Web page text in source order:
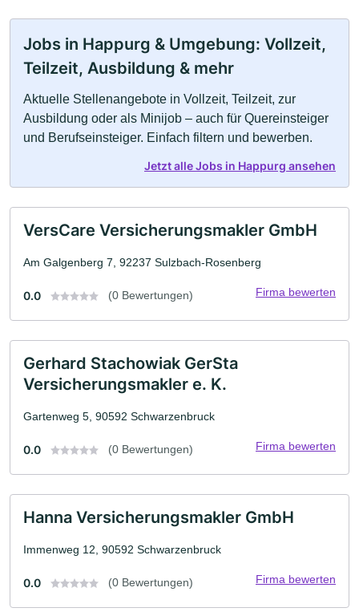
Jobs in Happurg & Umgebung: Vollzeit,
Teilzeit, Ausbildung & mehr
Aktuelle Stellenangebote in Vollzeit, Teilzeit, zur
Ausbildung oder als Minijob – auch für Quereinsteiger
und Berufseinsteiger. Einfach filtern und bewerben.
Jetzt alle Jobs in Happurg ansehen
VersCare Versicherungsmakler GmbH
Am Galgenberg 7, 92237 Sulzbach-Rosenberg
0.0 (0 Bewertungen) Firma bewerten
Gerhard Stachowiak GerSta
Versicherungsmakler e. K.
Gartenweg 5, 90592 Schwarzenbruck
0.0 (0 Bewertungen) Firma bewerten
Hanna Versicherungsmakler GmbH
Immenweg 12, 90592 Schwarzenbruck
0.0 (0 Bewertungen) Firma bewerten